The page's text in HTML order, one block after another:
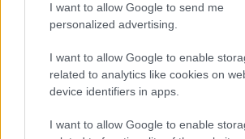
I want to allow Google to send me
personalized advertising.
I want to allow Google to enable
related to analytics like cookies on
device identifiers in apps.
I want to allow Google to enable
meg e-mail címét:
Megismertem és elfogadom a
Nem szeretne lemaradni semmiről? Csak egy
legfrissebb információkkal és exkluzív